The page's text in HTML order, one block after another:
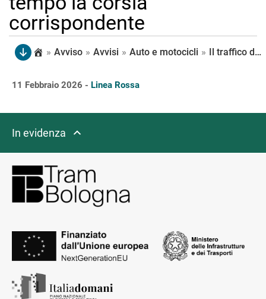
corrispondente
» Avviso » Avvisi » Auto e motocicli » Il traffico della via Emilia verso centro deve svoltare a destra o a sinistra all’incrocio con Pertini/Caprara, ad eccezione degli autorizzati che possono proseguire diritto nella corsia riservata. Provenendo dall’Ospedale Maggiore, invece, sono consentite tutte le svolte, purché si occupi correttamente e per tempo la corsia corrispondente
11 Febbraio 2026 - Linea Rossa
In evidenza